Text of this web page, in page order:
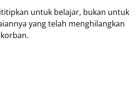
untuk belajar, bukan untuk
yang telah menghilangkan